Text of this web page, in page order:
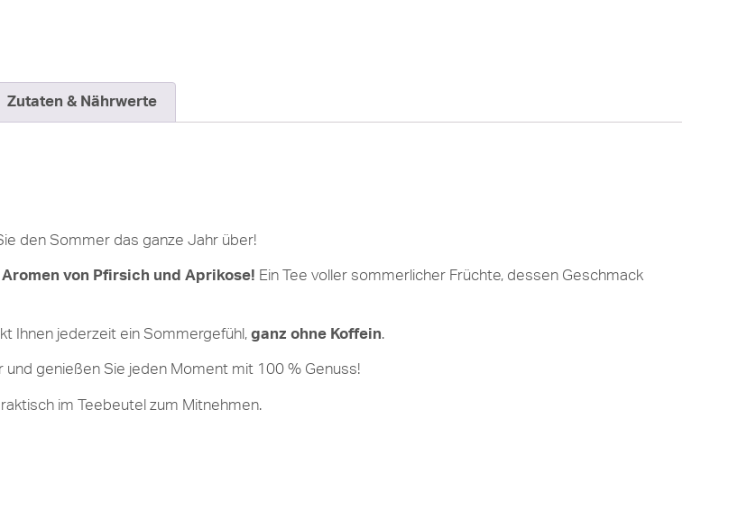
Zutaten & Nährwerte
den Sommer das ganze Jahr über!
von Pfirsich und Aprikose! Ein Tee voller sommerlicher Früchte, dessen Geschmack
Ihnen jederzeit ein Sommergefühl, ganz ohne Koffein.
genießen Sie jeden Moment mit 100 % Genuss!
im Teebeutel zum Mitnehmen.